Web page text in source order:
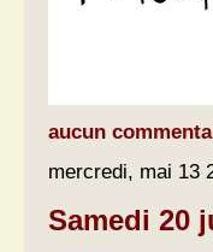
aucun
mercredi, mai 13
Samedi 20